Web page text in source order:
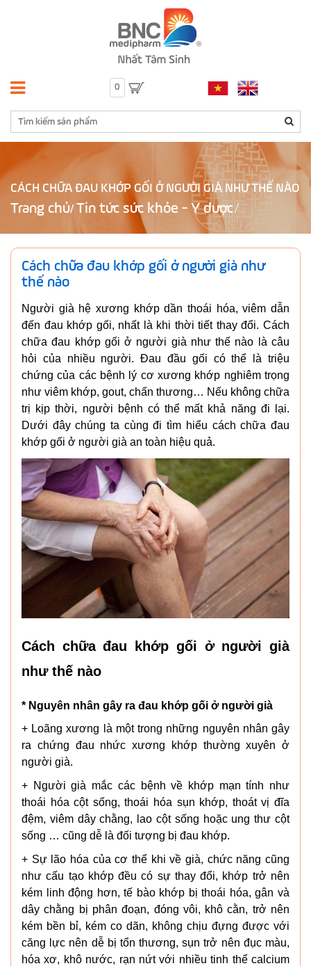
0
CÁCH CHỮA ĐAU KHỚP GỐI Ở NGƯỜI GIÀ NHƯ THẾ NÀO
Trang chủ/ Tin tức sức khỏe - Y dược
Cách chữa đau khớp gối ở người già như
thế nào
Người già hệ xương khớp dần thoái hóa, viêm dẫn
đến đau khớp gối, nhất là khi thời tiết thay đổi. Cách
chữa đau khớp gối ở người già như thế nào là câu
hỏi của nhiều người. Đau đầu gối có thể là triệu
chứng của các bệnh lý cơ xương khớp nghiêm trọng
như viêm khớp, gout, chấn thương… Nếu không chữa
trị kịp thời, người bệnh có thể mất khả năng đi lại.
Dưới đây chúng ta cùng đi tìm hiểu cách chữa đau
khớp gối ở người già an toàn hiệu quả.
Cách chữa đau khớp gối ở người già
như thế nào
* Nguyên nhân gây ra đau khớp gối ở người già
+ Loãng xương là một trong những nguyên nhân gây
ra chứng đau nhức xương khớp thường xuyên ở
người già.
+ Người già mắc các bệnh về khớp mạn tính như
thoái hóa cột sống, thoái hóa sụn khớp, thoát vị đĩa
đệm, viêm dây chằng, lao cột sống hoặc ung thư cột
sống … cũng dễ là đối tượng bị đau khớp.
+ Sự lão hóa của cơ thể khi về già, chức năng cũng
như cấu tạo khớp đều có sự thay đổi, khớp trở nên
kém linh động hơn, tế bào khớp bị thoái hóa, gân và
dây chằng bị phân đoạn, đóng vôi, khô cằn, trở nên
kém bền bỉ, kém co dãn, không chịu đựng được với
căng lực nên dễ bị tổn thương, sụn trở nên đục màu,
hóa xơ, khô nước, rạn nứt với nhiều tinh thể calcium